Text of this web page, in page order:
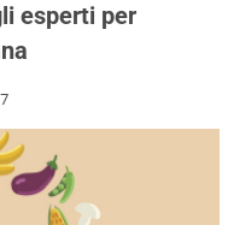
esperti per